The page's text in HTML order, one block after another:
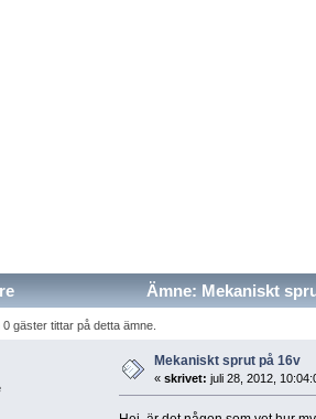
Ämne: Mekaniskt
gäster tittar på detta ämne.
Mekaniskt sprut på 16v
« skrivet: juli 28, 2012,